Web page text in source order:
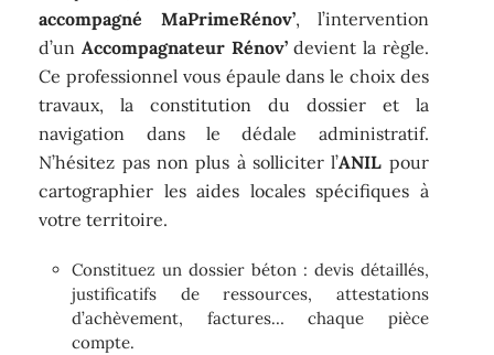
accompagné MaPrimeRénov’, l’intervention
d’unAccompagnateur Rénov’devient la règle.
Ce professionnel vous épaule dans le choix des
travaux, la constitution du dossier et la
navigation dans le dédale administratif.
N’hésitez pas non plus à solliciter l’ANIL pour
cartographier les aides locales spécifiques à
votre territoire.
Constituez un dossier béton : devis détaillés,
justificatifs de ressources, attestations
d’achèvement, factures… chaque pièce
compte.